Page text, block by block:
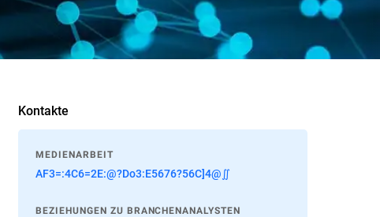
Kontakte
MEDIENARBEIT
AF3=:4C6=2E:@?Do3:E5676?56C]4@∬
BEZIEHUNGEN ZU BRANCHENANALYSTEN